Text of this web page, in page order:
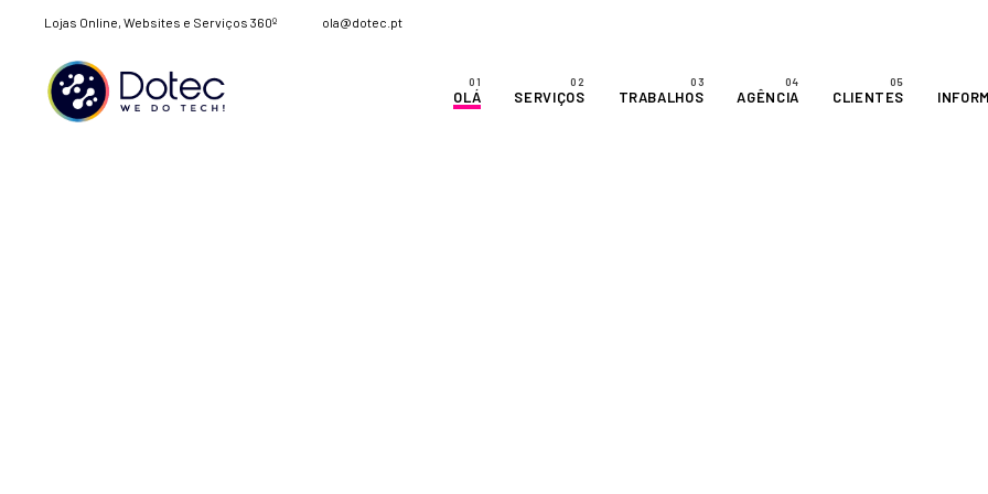
Lojas Online, Websites e Serviços 360º ola@dotec.pt
OLÁ SERVIÇOS TRABALHOS AGÊNCIA CLIENTES